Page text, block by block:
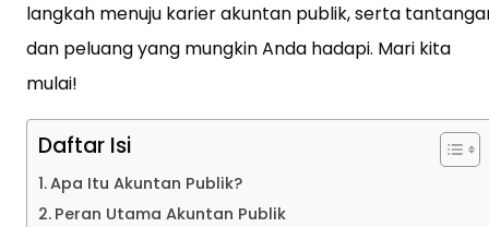
langkah menuju karier akuntan publik, serta
dan peluang yang mungkin Anda hadapi. Mari kita
mulai!
Daftar Isi
Apa Itu Akuntan Publik?
Peran Utama Akuntan Publik